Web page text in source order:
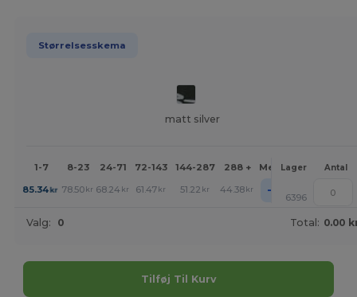
Størrelsesskema
matt silver
1-7 8-23 24-71 72-143 144-287 288 + MereLager Antal
85.34kr 78.50 kr 68.24 kr 61.47 kr 51.22 kr 44.38 kr + 6396
Valg: 0 Total: 0.00
Tilføj Til Kurv